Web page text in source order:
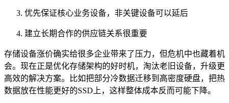
优先保证核心业务设备，非关键设备可以延后
建立长期合作的供应链关系很重要
存储设备涨价确实给很多企业带来了压力，但危机中也藏着机
会。现在正是优化存储架构的好时机，淘汰老旧设备，升级更
高效的解决方案。比如把部分冷数据迁移到高密度硬盘，把热
数据放在性能更好的SSD上，这样整体成本反而可能下降。